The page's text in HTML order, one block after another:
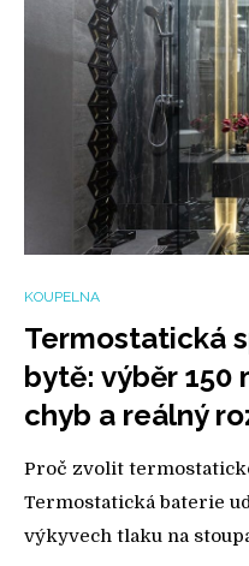
KOUPELNA
Termostatická
bytě: výběr 150
chyb a reálný
Proč zvolit
Termostatická baterie
výkyvech tlaku na